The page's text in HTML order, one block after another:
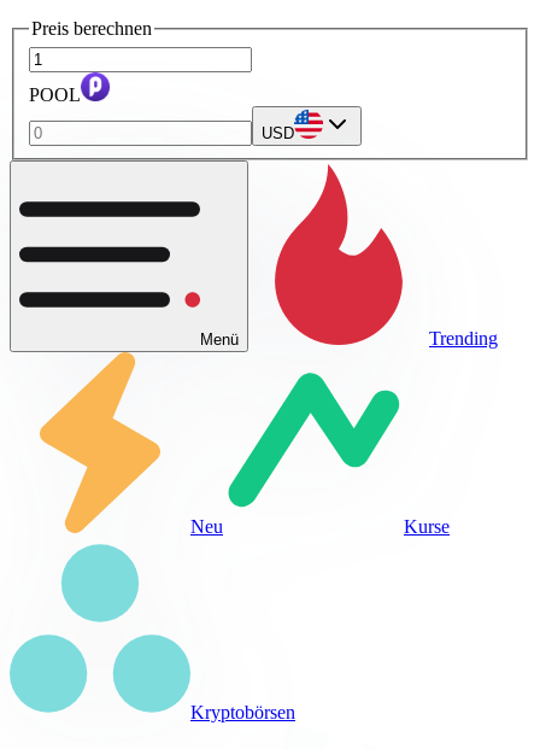
Preis berechnen
POOL
USD
Menü Trending
Neu Kurse
Kryptobörsen